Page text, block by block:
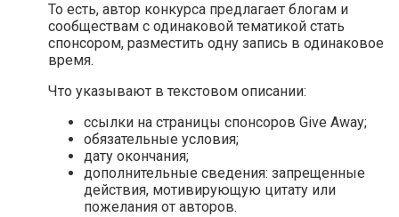
То есть, автор конкурса предлагает блогам и
сообществам с одинаковой тематикой стать
спонсором, разместить одну запись в одинаковое
время.
Что указывают в текстовом описании:
ссылки на страницы спонсоров Give Away;
обязательные условия;
дату окончания;
дополнительные сведения: запрещенные
действия, мотивирующую цитату или
пожелания от авторов.